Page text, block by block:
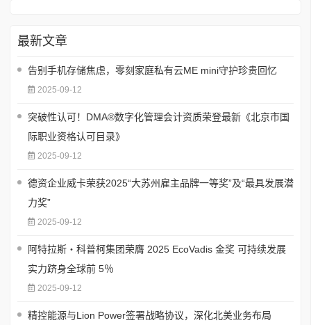
最新文章
告别手机存储焦虑，零刻家庭私有云ME mini守护珍贵回忆
2025-09-12
突破性认可！DMA®数字化管理会计资质荣登最新《北京市国
际职业资格认可目录》
2025-09-12
德资企业威卡荣获2025“大苏州雇主品牌一等奖”及“最具发展潜
力奖”
2025-09-12
阿特拉斯・科普柯集团荣膺 2025 EcoVadis 金奖 可持续发展
实力跻身全球前 5％
2025-09-12
精控能源与Lion Power签署战略协议，深化北美业务布局